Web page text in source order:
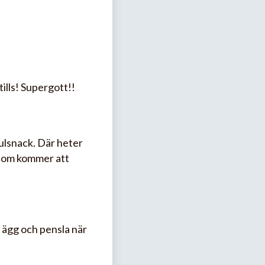
Supergott!!
Där heter
kommer att
och pensla när